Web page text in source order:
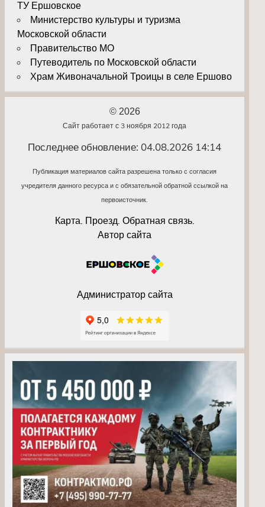
ТУ Ершовское
Министерство культуры и туризма
Московской области
Правительство МО
Путеводитель по Московской области
Храм Живоначальной Троицы в селе Ершово
© 2026
Сайт работает с 3 ноября 2012 года
Последнее обновление: 04.08.2026 14:14
Публикация материалов сайта разрешена только с согласия
учредителя данного ресурса и с обязательной обратной ссылкой на
первоисточник.
Карта. Проезд. Обратная связь.
Автор сайта
Администратор сайта